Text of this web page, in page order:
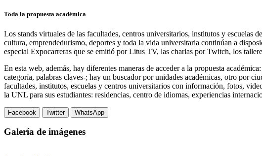
Toda la propuesta académica
Los stands virtuales de las facultades, centros universitarios, institutos y escuelas
cultura, emprendedurismo, deportes y toda la vida universitaria continúan a
especial Expocarreras que se emitió por Litus TV, las charlas por Twitch, los
En esta web, además, hay diferentes maneras de acceder a la propuesta
categoría, palabras claves-; hay un buscador por unidades académicas, otro por
facultades, institutos, escuelas y centros universitarios con información, fotos,
la UNL para sus estudiantes: residencias, centro de idiomas, experiencias
Facebook Twitter WhatsApp
Galería de imágenes